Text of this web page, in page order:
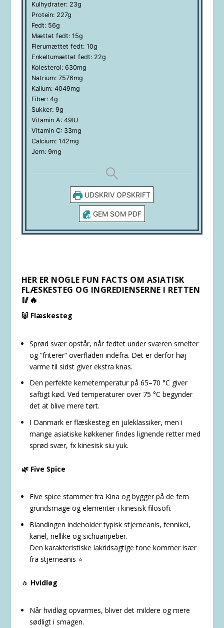
Kulhydrater: 23g
Protein: 227g
Fedt: 56g
Mættet fedt: 15g
Flerumættet fedt: 10g
Enkeltumættet fedt: 22g
Kolesterol: 630mg
Natrium: 7576mg
Kalium: 4049mg
Fiber: 4g
Sukker: 9g
Vitamin A: 49IU
Vitamin C: 33mg
Calcium: 142mg
Jern: 9mg
UDSKRIV OPSKRIFT
GEM SOM PDF
HER ER NOGLE FUN FACTS OM ASIATISK
FLÆSKESTEG OG INGREDIENSERNE I RETTEN
🥢🔥
🐷 Flæskesteg
Sprød svær opstår, når fedtet under sværen smelter
og “friterer” overfladen indefra. Det er derfor høj
varme til sidst giver ekstra knas.
Den perfekte kernetemperatur på 65–70 °C giver
saftigt kød. Ved temperaturer over 75 °C begynder
det at blive mere tørt.
I Danmark er flæskesteg en juleklassiker, men i
mange asiatiske køkkener findes lignende retter med
sprød svær, fx kinesisk siu yuk.
🌿 Five Spice
Five spice stammer fra Kina og bygger på de fem
grundsmage og elementer i kinesisk filosofi.
Blandingen indeholder typisk stjerneanis, fennikel,
kanel, nellike og sichuanpeber.
Den karakteristiske lakridsagtige tone kommer især
fra stjerneanis ⭐
🧄 Hvidløg
Når hvidløg opvarmes, bliver det mildere og mere
sødligt i smagen.